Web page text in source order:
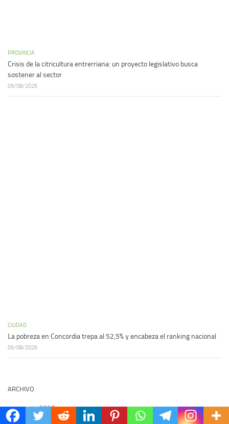
PROVINCIA
Crisis de la citricultura entrerriana: un proyecto legislativo busca
sostener al sector
05/08/2026
CIUDAD
La pobreza en Concordia trepa al 52,5% y encabeza el ranking nacional
05/08/2026
ARCHIVO
agosto 2026